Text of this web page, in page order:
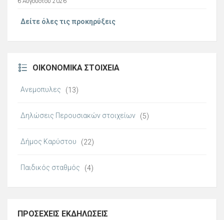
Δείτε όλες τις προκηρύξεις
ΟΙΚΟΝΟΜΙΚΆ ΣΤΟΙΧΕΊΑ
Ανεμοπυλες (13)
Δηλώσεις Περουσιακών στοιχείων (5)
Δήμος Καρύστου (22)
Παιδικός σταθμός (4)
ΠΡΟΣΕΧΕΊΣ ΕΚΔΗΛΏΣΕΙΣ